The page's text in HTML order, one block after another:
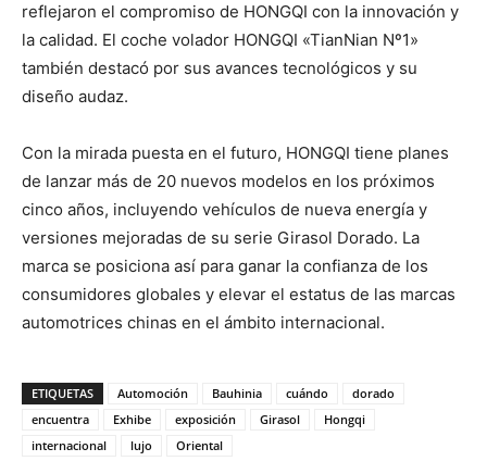
reflejaron el compromiso de HONGQI con la innovación y
la calidad. El coche volador HONGQI «TianNian Nº1»
también destacó por sus avances tecnológicos y su
diseño audaz.
Con la mirada puesta en el futuro, HONGQI tiene planes
de lanzar más de 20 nuevos modelos en los próximos
cinco años, incluyendo vehículos de nueva energía y
versiones mejoradas de su serie Girasol Dorado. La
marca se posiciona así para ganar la confianza de los
consumidores globales y elevar el estatus de las marcas
automotrices chinas en el ámbito internacional.
ETIQUETAS Automoción Bauhinia cuándo
dorado
encuentra
Exhibe exposición Girasol
Hongqi
internacional
lujo Oriental